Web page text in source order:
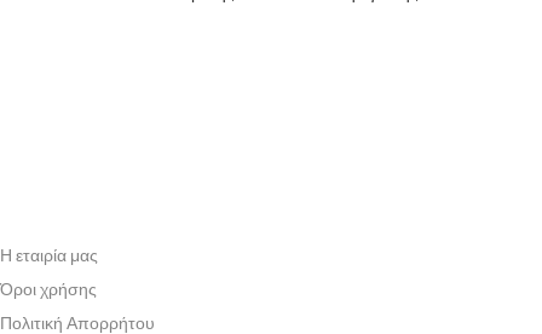
Η εταιρία μας
Όροι χρήσης
Πολιτική Απορρήτου